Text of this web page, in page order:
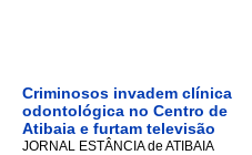
Criminosos invadem clínica
odontológica no Centro de
Atibaia e furtam televisão
JORNAL ESTÂNCIA de ATIBAIA